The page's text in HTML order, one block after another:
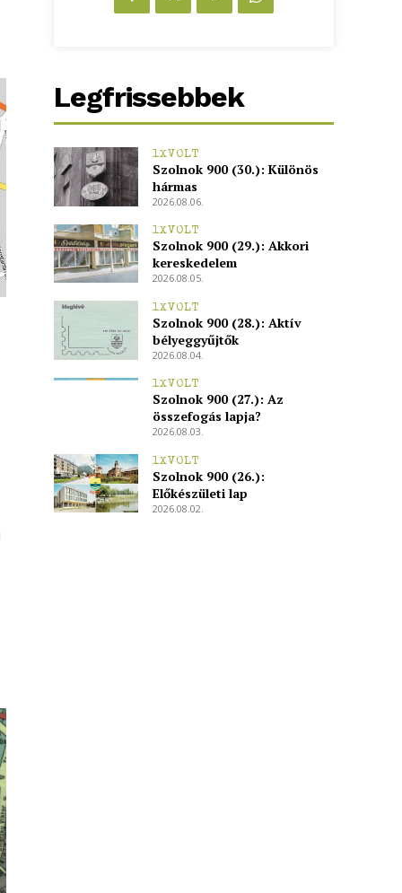
Legfrissebbek
1XVOLT
Szolnok 900 (30.): Különös
hármas
2026.08.06.
1XVOLT
Szolnok 900 (29.): Akkori
kereskedelem
2026.08.05.
1XVOLT
Szolnok 900 (28.): Aktív
bélyeggyűjtők
2026.08.04.
1XVOLT
Szolnok 900 (27.): Az
összefogás lapja?
2026.08.03.
1XVOLT
Szolnok 900 (26.):
Előkészületi lap
2026.08.02.